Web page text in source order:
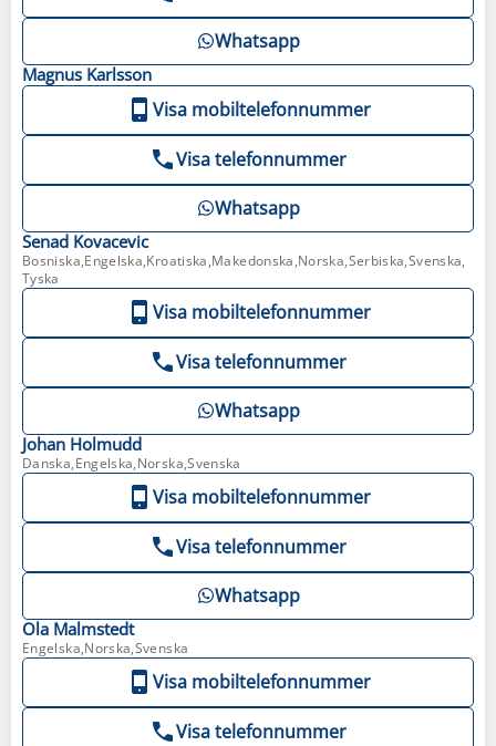
Whatsapp
Magnus Karlsson
Visa mobiltelefonnummer
Visa telefonnummer
Whatsapp
Senad Kovacevic
Bosniska,Engelska,Kroatiska,Makedonska,Norska,Serbiska,Svenska,
Tyska
Visa mobiltelefonnummer
Visa telefonnummer
Whatsapp
Johan Holmudd
Danska,Engelska,Norska,Svenska
Visa mobiltelefonnummer
Visa telefonnummer
Whatsapp
Ola Malmstedt
Engelska,Norska,Svenska
Visa mobiltelefonnummer
Visa telefonnummer